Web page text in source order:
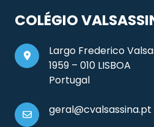
COLÉGIO
Largo Frederico
1959 – 010 LISBOA
Portugal
geral@cvalsassina.pt